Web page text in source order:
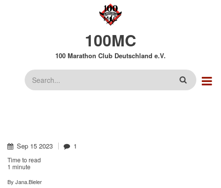
100MC
100 Marathon Club Deutschland e.V.
Suche
Sep 15 2023 1
Time to read
1 minute
By Jana.Bieler